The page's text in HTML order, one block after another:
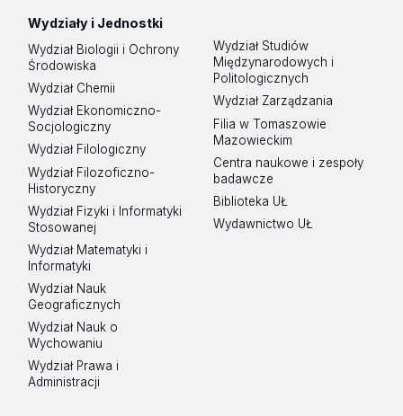
Wydziały i Jednostki
Wydział Biologii i Ochrony
Środowiska
Wydział Chemii
Wydział Ekonomiczno-
Socjologiczny
Wydział Filologiczny
Wydział Filozoficzno-
Historyczny
Wydział Fizyki i Informatyki
Stosowanej
Wydział Matematyki i
Informatyki
Wydział Nauk
Geograficznych
Wydział Nauk o
Wychowaniu
Wydział Prawa i
Administracji
Wydział Studiów
Międzynarodowych i
Politologicznych
Wydział Zarządzania
Filia w Tomaszowie
Mazowieckim
Centra naukowe i zespoły
badawcze
Biblioteka UŁ
Wydawnictwo UŁ